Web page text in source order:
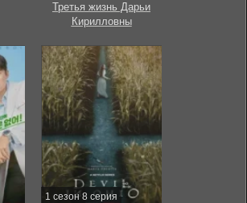
Третья жизнь Дарьи
Кирилловны
1 сезон 8 серия